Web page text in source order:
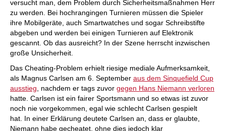
versucht man, dem Problem durch Sicherheitsmaßnahmen Herr
zu werden. Bei hochrangingen Turnieren müssen die Spieler
ihre Mobilgeräte, auch Smartwatches und sogar Schreibstifte
abgeben und werden bei einigen Turnieren auf Elektronik
gescannt. Ob das ausreicht? In der Szene herrscht inzwischen
große Unsicherheit.
Das Cheating-Problem erhielt riesige mediale Aufmerksamkeit,
als Magnus Carlsen am 6. September aus dem Sinquefield Cup
ausstieg , nachdem er tags zuvor gegen Hans Niemann verloren
hatte. Carlsen ist ein fairer Sportsmann und so etwas ist zuvor
noch nie vorgekommen, egal wie schlecht Carlsen gespielt
hat. In einer Erklärung deutete Carlsen an, dass er glaubte,
Niemann habe gecheatet, ohne dies jedoch klar